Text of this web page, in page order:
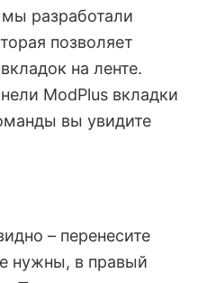
разработали
позволяет
на ленте.
ModPlus вкладки
вы увидите
– перенесите
нужны, в правый